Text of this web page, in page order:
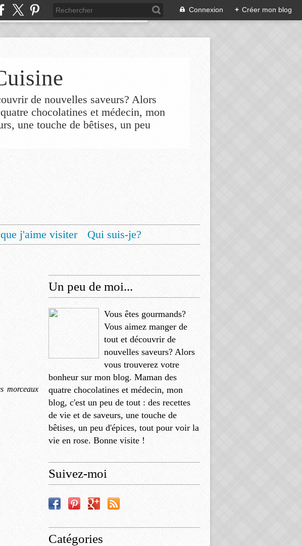
Connexion + Créer mon blog
de nouvelles saveurs? Alors
chocolatines et médecin, mon
une touche de bêtises, un peu
j'aime visiter
Qui suis-je?
morceaux
Un peu de moi...
Vous êtes gourmands?
Vous aimez manger de
tout et découvrir de
nouvelles saveurs? Alors
vous trouverez votre
bonheur sur mon blog. Maman des
quatre chocolatines et médecin, mon
blog, c'est un peu de tout : des recettes
de vie et de saveurs, une touche de
bêtises, un peu d'épices, tout pour voir la
vie en rose. Bonne visite !
Suivez-moi
Catégories